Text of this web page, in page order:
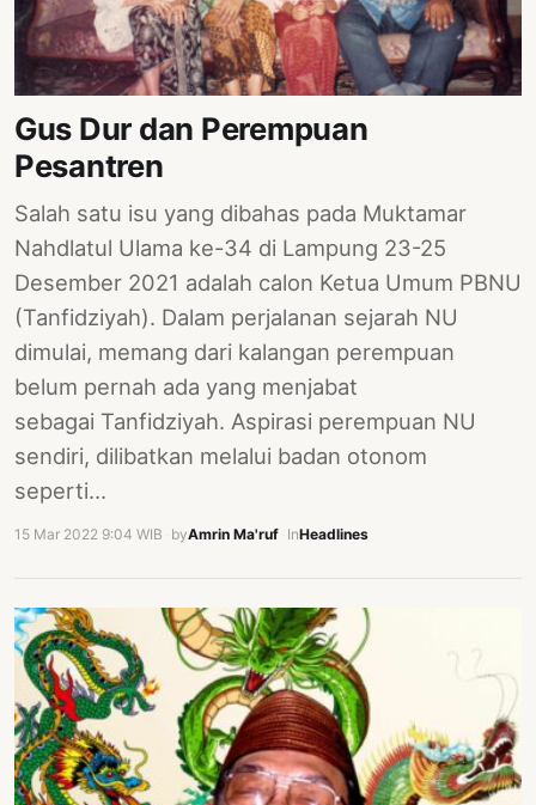
Gus Dur dan Perempuan
Pesantren
Salah satu isu yang dibahas pada Muktamar
Nahdlatul Ulama ke-34 di Lampung 23-25
Desember 2021 adalah calon Ketua Umum PBNU
(Tanfidziyah). Dalam perjalanan sejarah NU
dimulai, memang dari kalangan perempuan
belum pernah ada yang menjabat
sebagai Tanfidziyah. Aspirasi perempuan NU
sendiri, dilibatkan melalui badan otonom
seperti…
15 Mar 2022 9:04 WIB byAmrin Ma'ruf InHeadlines